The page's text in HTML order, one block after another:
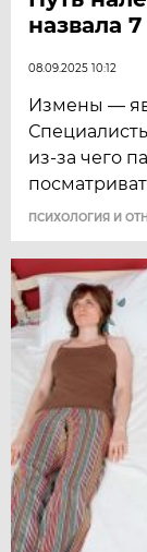
назвала
08.09.2025 10:12
Измены —
из-за чего
ПСИХОЛОГИЯ И